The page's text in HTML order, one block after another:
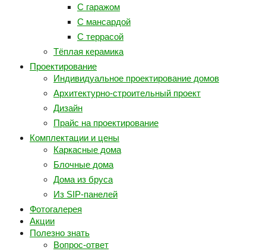
С гаражом
С мансардой
С террасой
Тёплая керамика
Проектирование
Индивидуальное проектирование домов
Архитектурно-строительный проект
Дизайн
Прайс на проектирование
Комплектации и цены
Каркасные дома
Блочные дома
Дома из бруса
Из SIP-панелей
Фотогалерея
Акции
Полезно знать
Вопрос-ответ